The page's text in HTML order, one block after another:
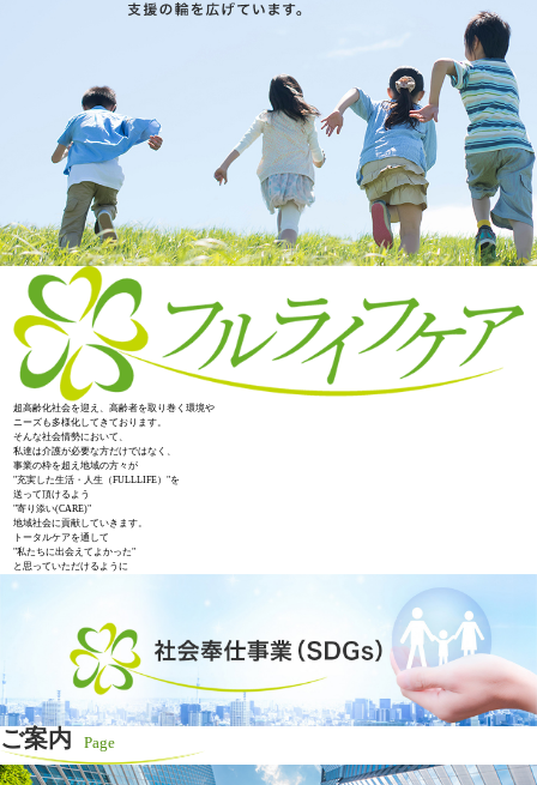
超高齢化社会を迎え、高齢者を取り巻く環境や
ニーズも多様化してきております。
そんな社会情勢において、
私達は介護が必要な方だけではなく、
事業の枠を超え地域の方々が
"充実した生活・人生（FULLLIFE）"を
送って頂けるよう
"寄り添い(CARE)"
地域社会に貢献していきます。
トータルケアを通して
"私たちに出会えてよかった"
と思っていただけるように
ご案内 Page